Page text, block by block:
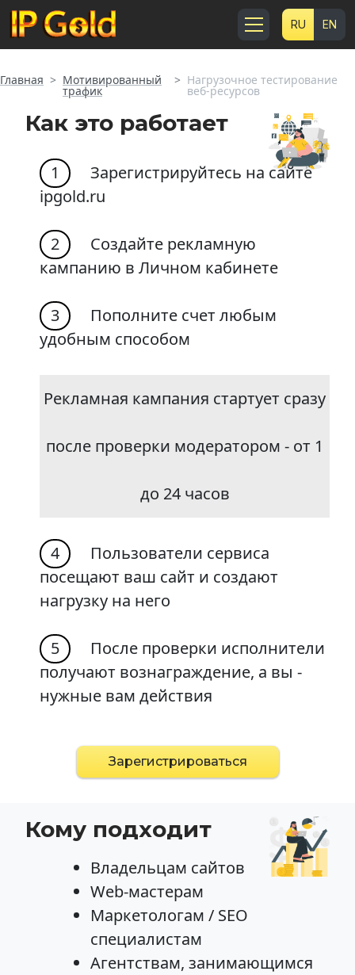
RU EN
Главная Мотивированный
трафик
Нагрузочное тестирование
веб-ресурсов
Как это работает
1
Зарегистрируйтесь на сайте
ipgold.ru
2
Создайте рекламную
кампанию в Личном кабинете
3
Пополните счет любым
удобным способом
Рекламная кампания стартует сразу
после проверки модератором - от 1
до 24 часов
4
Пользователи сервиса
посещают ваш сайт и создают
нагрузку на него
5
После проверки исполнители
получают вознаграждение, а вы -
нужные вам действия
Зарегистрироваться
Кому подходит
Владельцам сайтов
Web-мастерам
Маркетологам / SEO
специалистам
Агентствам, занимающимся